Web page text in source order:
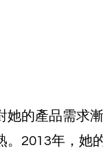
的產品需求
2013年，她